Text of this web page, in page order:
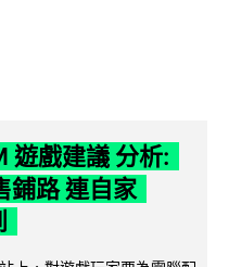
遊戲建議 分析:
鋪路 連自家